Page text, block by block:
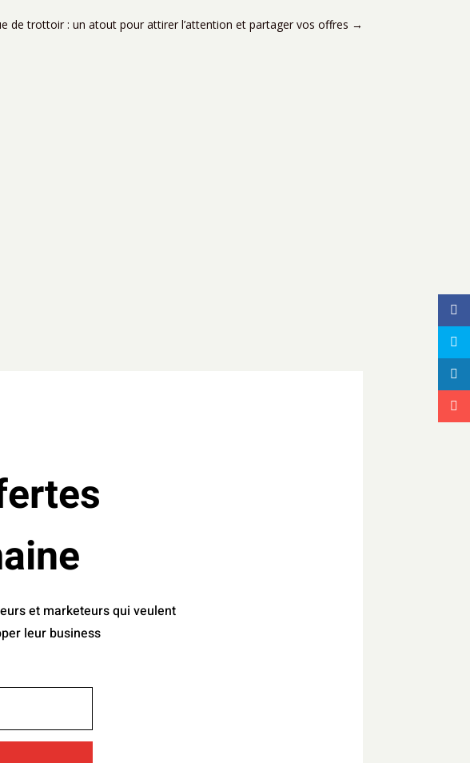
de trottoir : un atout pour attirer l’attention et partager vos offres →
et marketeurs qui veulent
leur business